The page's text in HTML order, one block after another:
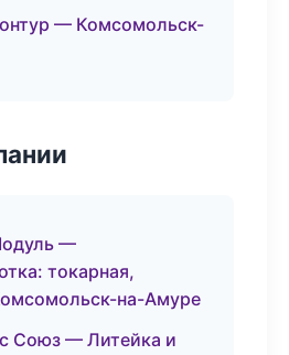
— Комсомольск-
—
токарная,
на-Амуре
Союз — Литейка и